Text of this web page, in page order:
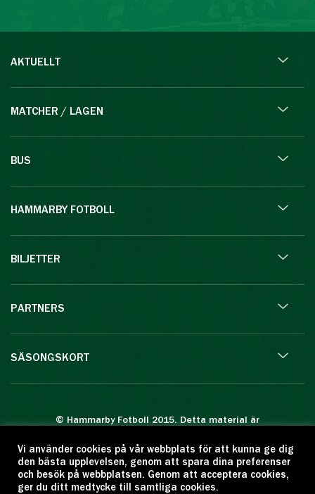
AKTUELLT
MATCHER / LAGEN
BUS
HAMMARBY FOTBOLL
BILJETTER
PARTNERS
SÄSONGSKORT
© Hammarby Fotboll 2015. Detta material är
Eftertryck eller annan kopiering är förbjuden.
Citera oss gärna men ange källan:
www.hammarbyfotboll.se. Ansvarig utgivare:
Vi använder cookies på vår webbplats för att kunna ge dig
den bästa upplevelsen, genom att spara dina preferenser
och besök på webbplatsen. Genom att acceptera cookies,
ger du ditt medtycke till samtliga cookies.